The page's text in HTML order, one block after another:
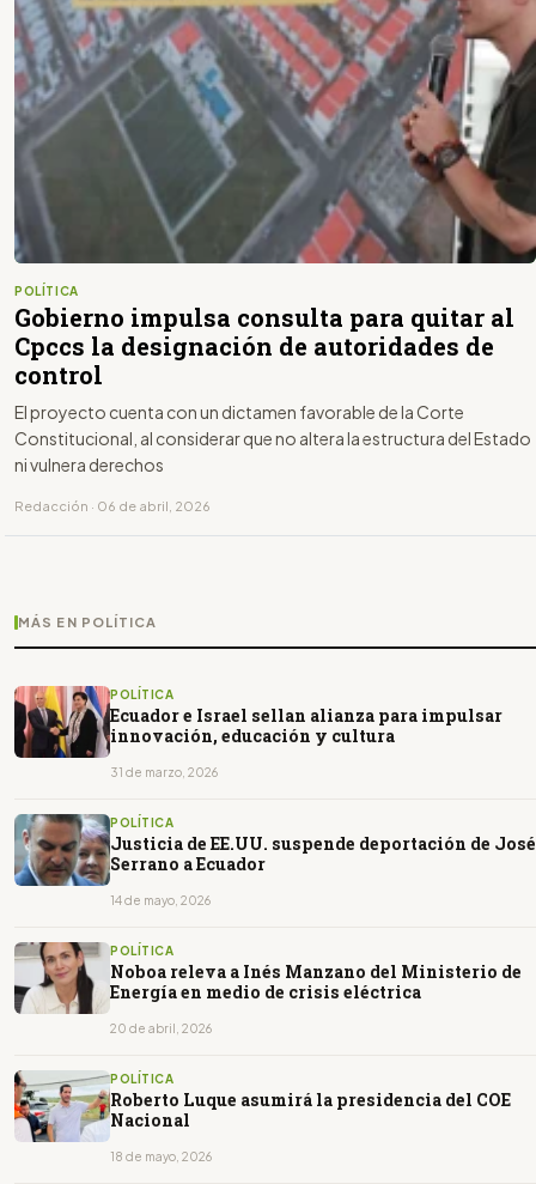
POLÍTICA
Gobierno impulsa consulta para quitar al
Cpccs la designación de autoridades de
control
El proyecto cuenta con un dictamen favorable de la Corte
Constitucional, al considerar que no altera la estructura del Estado
ni vulnera derechos
Redacción · 06 de abril, 2026
MÁS EN POLÍTICA
POLÍTICA
Ecuador e Israel sellan alianza para impulsar
innovación, educación y cultura
31 de marzo, 2026
POLÍTICA
Justicia de EE.UU. suspende deportación de José
Serrano a Ecuador
14 de mayo, 2026
POLÍTICA
Noboa releva a Inés Manzano del Ministerio de
Energía en medio de crisis eléctrica
20 de abril, 2026
POLÍTICA
Roberto Luque asumirá la presidencia del COE
Nacional
18 de mayo, 2026